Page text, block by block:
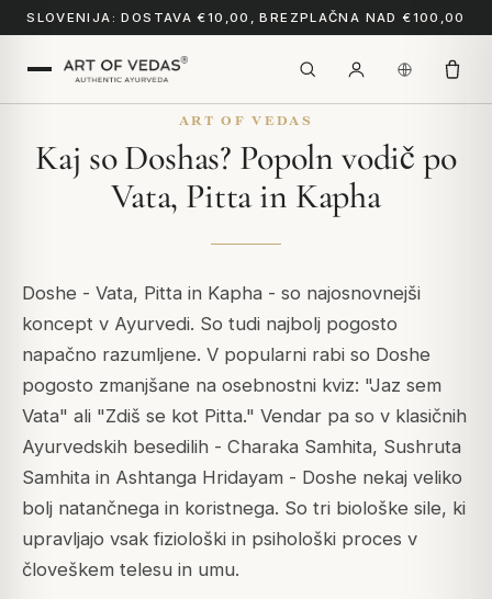
SLOVENIJA: DOSTAVA €10,00, BREZPLAČNA NAD €100,00
ART OF VEDAS
Kaj so Doshas? Popoln vodič po
Vata, Pitta in Kapha
Doshe - Vata, Pitta in Kapha - so najosnovnejši
koncept v Ayurvedi. So tudi najbolj pogosto
napačno razumljene. V popularni rabi so Doshe
pogosto zmanjšane na osebnostni kviz: "Jaz sem
Vata" ali "Zdiš se kot Pitta." Vendar pa so v klasičnih
Ayurvedskih besedilih - Charaka Samhita, Sushruta
Samhita in Ashtanga Hridayam - Doshe nekaj veliko
bolj natančnega in koristnega. So tri biološke sile, ki
upravljajo vsak fiziološki in psihološki proces v
človeškem telesu in umu.